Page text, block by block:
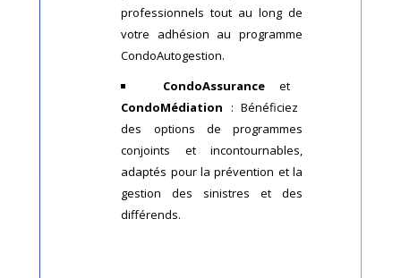
professionnels tout au long de
votre adhésion au programme
CondoAutogestion.
CondoAssuranceet
CondoMédiation : Bénéficiez
des options de programmes
conjoints et incontournables,
adaptés pour la prévention et la
gestion des sinistres et des
différends.